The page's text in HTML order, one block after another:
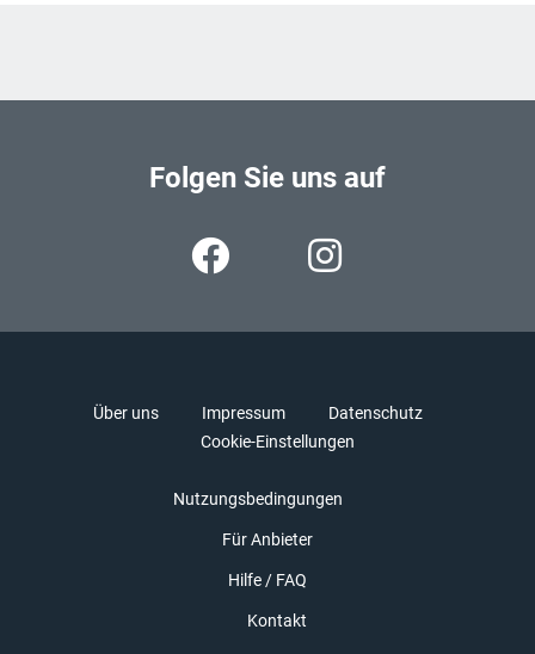
Folgen Sie uns auf
Über uns Impressum
Datenschutz
Cookie-Einstellungen
Nutzungsbedingungen
Für Anbieter
Hilfe / FAQ
Kontakt